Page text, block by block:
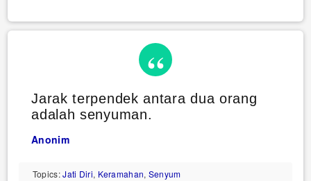
Jarak terpendek antara dua orang
adalah senyuman.
Anonim
Topics:Jati Diri, Keramahan, Senyum